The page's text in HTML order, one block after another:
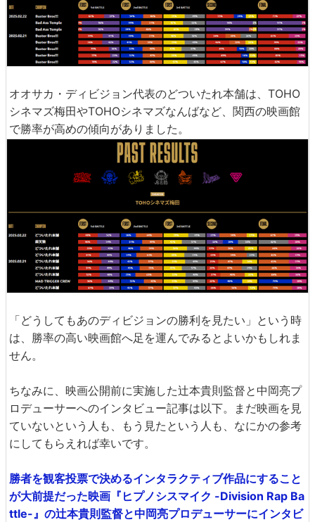
オオサカ・ディビジョン代表のどついたれ本舗は、TOHO
シネマズ梅田やTOHOシネマズなんばなど、関西の映画館
で勝率が高めの傾向がありました。
「どうしてもあのディビジョンの勝利を見たい」という時
は、勝率の高い映画館へ足を運んでみるとよいかもしれま
せん。
ちなみに、映画公開前に実施した辻󠄀本貴則監督と中岡亮プ
ロデューサーへのインタビュー記事は以下。まだ映画を見
ていないという人も、もう見たという人も、なにかの参考
にしてもらえれば幸いです。
勝者を観客投票で決めるインタラクティブ作品にすること
が大前提だった映画『ヒプノシスマイク -Division Rap Ba
ttle-』の辻本貴則監督と中岡亮プロデューサーにインタビ